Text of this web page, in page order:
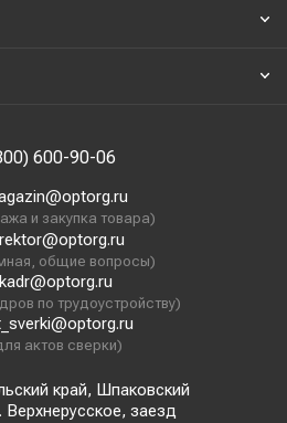
600-90-06
и закупка товара)
общие вопросы)
kadr@optorg.ru
по трудоустройству)
актов сверки)
край, Шпаковский
Верхнерусское, заезд